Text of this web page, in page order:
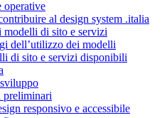
operative
al design system .italia
modelli di sito e servizi
dell’utilizzo dei modelli
di sito e servizi disponibili
preliminari
responsivo e accessibile